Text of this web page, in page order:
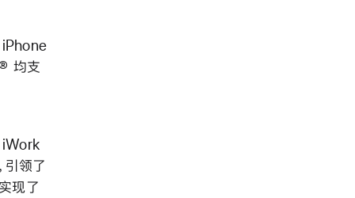
iPhone
均支
iWork
引领了
现了